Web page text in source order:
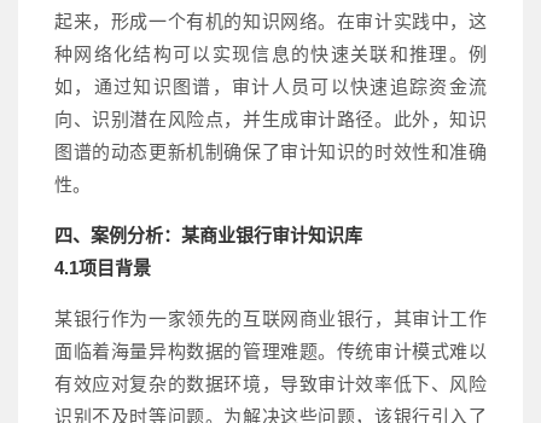
起来，形成一个有机的知识网络。在审计实践中，这
种网络化结构可以实现信息的快速关联和推理。例
如，通过知识图谱，审计人员可以快速追踪资金流
向、识别潜在风险点，并生成审计路径。此外，知识
图谱的动态更新机制确保了审计知识的时效性和准确
性。
四、案例分析： 某商业银行审计知识库
4.1项目背景
某银行作为一家领先的互联网 商业银行，其审计工作
面临着海量异构数据的管理难题。传统审计模式难以
有效应对复杂的数据环境，导致审计效率低下、风险
识别不及时等问题。为解决这些问题，该银行引入了